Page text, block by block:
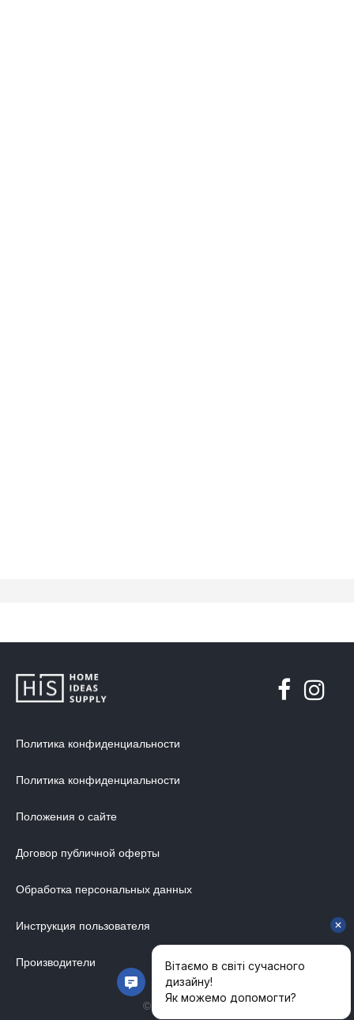
Политика конфиденциальности
Политика конфиденциальности
Положения о сайте
Договор публичной оферты
Обработка персональных данных
Инструкция пользователя
Производители
© 2014-2026